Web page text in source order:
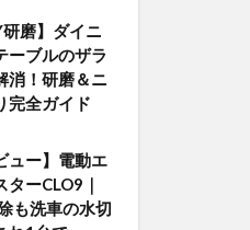
研磨】ダイニ
ーブルのザラ
消！研磨＆ニ
完全ガイド
ュー】電動エ
ターCLO9｜
も洗車の水切